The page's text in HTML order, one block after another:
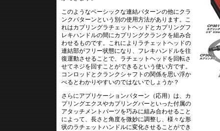
このようなベーシックな連結パターンの他にクラ
ンクパターンという別の使用方法があります。こ
れはカプリングラチェットヘッドとカプリングフ
レキハンドルの間にカプリングクランクを組み合
わせるものです。これによりラチェットヘッドの
連結部がフリー状態になり、フレキハンドルを往
復運動させることで、ラチェットヘッドを回転さ
せてネジを回すことができるという使い方です。
コンロッドとクランクシャフトの関係を思い浮か
べるとわかりやすいのではないでしょうか？
さらにアプリケーションパターン（応用）は、カ
プリングエクスやカプリングバーといった付属の
アタッチメントパーツを巧みに組み合わせること
によって、長さと角度を微妙に調整し、様々な形
状のラチェットハンドルに変化させることができ